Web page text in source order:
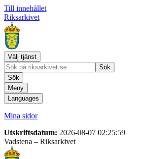
Till innehållet
Riksarkivet
Välj tjänst
Sök
Sök
Meny
Languages
Mina sidor
Utskriftsdatum: 2026-08-07 02:25:59
Vadstena – Riksarkivet